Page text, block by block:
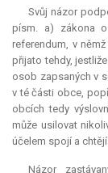
Svůj názor
písm. a) zákona
referendum, v
přijato tehdy,
osob zapsaných v
v té části obce,
obcích tedy
může usilovat
účelem spojí a
Názor